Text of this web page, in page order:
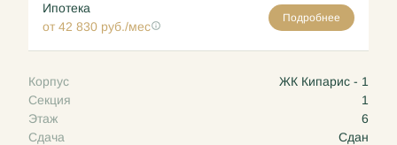
Ипотека
от 42 830 руб./мес
Подробнее
Корпус
ЖК Кипарис - 1
Секция
1
Этаж
6
Сдача
Сдан